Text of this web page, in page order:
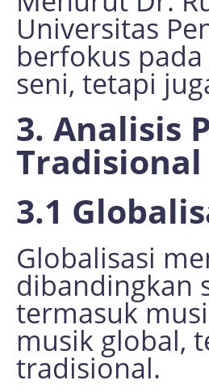
Universitas
berfokus
seni, tetapi
3. Analisis
Tradisional
3.1
Globalisasi
dibandingkan
termasuk
musik global,
tradisional.